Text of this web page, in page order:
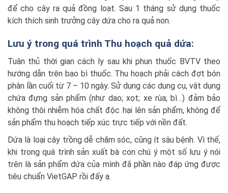
để cho cây ra quả đồng loạt. Sau 1 tháng sử dụng thuốc
kích thích sinh trưởng cây dứa cho ra quả non.
Lưu ý trong quá trình Thu hoạch quả dứa:
Tuân thủ thời gian cách ly sau khi phun thuốc BVTV theo
hướng dẫn trên bao bì thuốc. Thu hoạch phải cách đợt bón
phân lần cuối từ 7 – 10 ngày. Sử dụng các dụng cụ, vật dụng
chứa đựng sản phẩm (như dao; xọt; xe rùa; bì…) đảm bảo
không thôi nhiễm hóa chất độc hại lên sản phẩm, không để
sản phẩm thu hoạch tiếp xúc trực tiếp với nền đất.
Dứa là loại cây trồng dễ chăm sóc, cũng ít sâu bệnh. Vì thế,
khi trong quá trình sản xuất bà con chú ý một số lưu ý nói
trên là sản phẩm dứa của mình đã phần nào đáp ứng được
tiêu chuẩn VietGAP rồi đấy ạ.